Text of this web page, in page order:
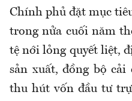
Chính phủ đặt mục
trong nửa cuối năm
tệ nới lỏng quyết liệt,
sản xuất, đồng bộ
thu hút vốn đầu tư